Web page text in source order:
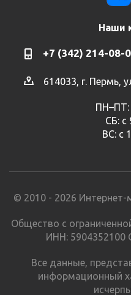
Наши
+7 (342) 214-08-
614033, г. Пермь,
ПН–ПТ:
СБ: с
ВС: с
© 2010 - 2026 Интернет-
Общество с
ИНН: 5904352100
Все данные,
информационный